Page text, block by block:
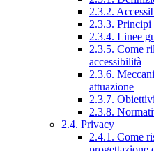
2.3.2.
2.3.3. Principi
2.3.4. Linee
2.3.5. Come
accessibilità
2.3.6.
attuazione
2.3.7.
2.3.8.
2.4. Privacy
2.4.1. Come